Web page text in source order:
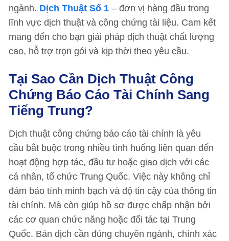
ngành. Dịch Thuật Số 1 – đơn vị hàng đầu trong
lĩnh vực dịch thuật và công chứng tài liệu. Cam kết
mang đến cho bạn giải pháp dịch thuật chất lượng
cao, hỗ trợ trọn gói và kịp thời theo yêu cầu.
Tại Sao Cần Dịch Thuật Công
Chứng Báo Cáo Tài Chính Sang
Tiếng Trung?
Dịch thuật công chứng báo cáo tài chính là yêu
cầu bắt buộc trong nhiều tình huống liên quan đến
hoạt động hợp tác, đầu tư hoặc giao dịch với các
cá nhân, tổ chức Trung Quốc. Việc này không chỉ
đảm bảo tính minh bạch và độ tin cậy của thông tin
tài chính. Mà còn giúp hồ sơ được chấp nhận bởi
các cơ quan chức năng hoặc đối tác tại Trung
Quốc. Bản dịch cần đúng chuyên ngành, chính xác